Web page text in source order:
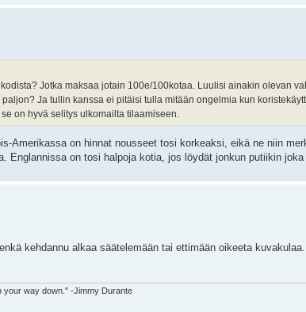
Jotka maksaa jotain 100e/100kotaa. Luulisi ainakin olevan
Ja tullin kanssa ei pitäisi tulla mitään ongelmia kun
on hyvä selitys ulkomailta tilaamiseen.
Amerikassa on hinnat nousseet tosi korkeaksi, eikä ne niin
Englannissa on tosi halpoja kotia, jos löydät jonkun putiikin joka
kehdannu alkaa säätelemään tai ettimään oikeeta
your way down." -Jimmy Durante